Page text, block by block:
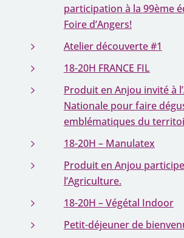
participation à la 99ème
Foire d’Angers!
Atelier découverte #1
18-20H FRANCE FIL
Produit en Anjou invité à
Nationale pour faire
emblématiques du
18-20H – Manulatex
Produit en Anjou
l’Agriculture.
18-20H – Végétal Indoor
Petit-déjeuner de